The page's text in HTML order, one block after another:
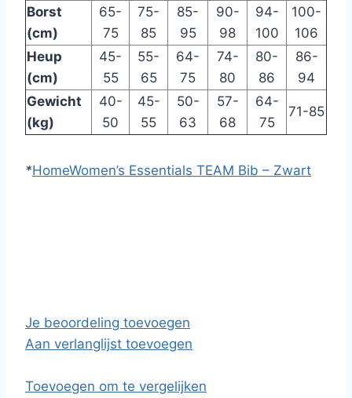
Borst
(cm)
65-
75
75-
85
85-
95
90-
98
94-
100
100-
106
Heup
(cm)
45-
55
55-
65
64-
75
74-
80
80-
86
86-
94
Gewicht
(kg)
40-
50
45-
55
50-
63
57-
68
64-
75
71-85
*HomeWomen’s Essentials TEAM Bib – Zwart
Je beoordeling toevoegen
Aan verlanglijst toevoegen
Toevoegen om te vergelijken